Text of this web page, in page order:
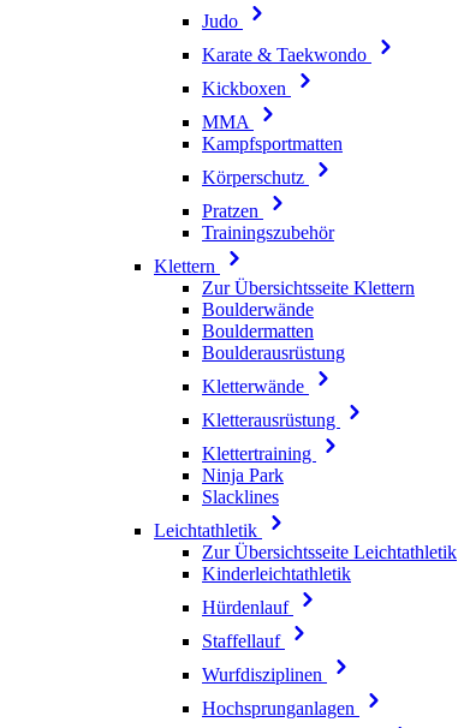
Judo
Karate & Taekwondo
Kickboxen
MMA
Kampfsportmatten
Körperschutz
Pratzen
Trainingszubehör
Klettern
Zur Übersichtsseite Klettern
Boulderwände
Bouldermatten
Boulderausrüstung
Kletterwände
Kletterausrüstung
Klettertraining
Ninja Park
Slacklines
Leichtathletik
Zur Übersichtsseite Leichtathletik
Kinderleichtathletik
Hürdenlauf
Staffellauf
Wurfdisziplinen
Hochsprunganlagen